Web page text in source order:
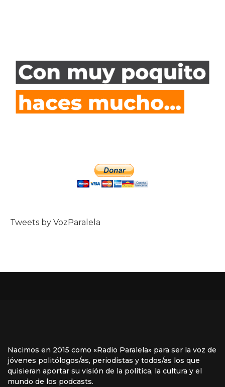
Tweets by VozParalela
Nacimos en 2015 como «Radio Paralela» para ser la voz de
jóvenes politólogos/as, periodistas y todos/as los que
quisieran aportar su visión de la política, la cultura y el
mundo de los podcasts.